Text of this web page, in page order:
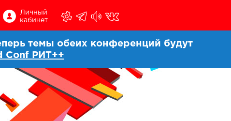
Личный
кабинет
темы обеих конференций будут
Conf РИТ++